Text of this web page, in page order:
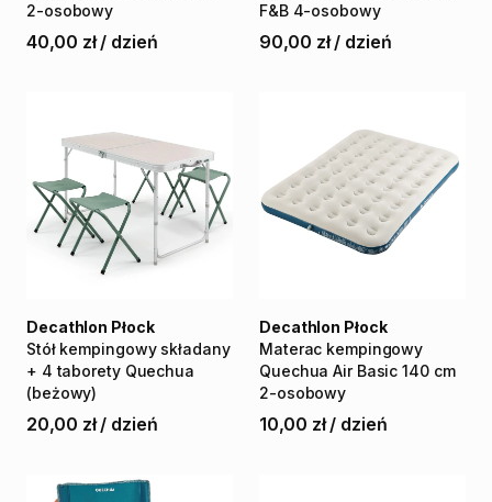
2-osobowy
40,00 zł / dzień
F&B 4-osobowy
90,00 zł / dzień
Stół kempingowy składany
+ 4 taborety Quechua
(beżowy)
Decathlon Płock
20,00 zł / dzień
Materac kempingowy
Quechua Air Basic 140 cm
2-osobowy
Decathlon Płock
10,00 zł / dzień